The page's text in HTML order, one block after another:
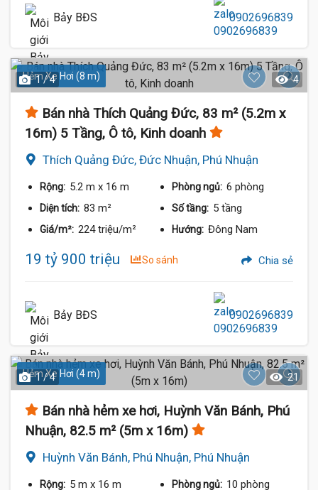
Bảy BĐS 0902696839
Hẻm Xe Hơi (8 m)
1 / 4 4
Bán nhà Thích Quảng Đức, 83 m² (5.2m x
16m) 5 Tầng, Ô tô, Kinh doanh
Thích Quảng Đức, Đức Nhuận, Phú Nhuận
Rộng: 5.2 m x 16 m Phòng ngủ: 6 phòng
Diện tích: 83 m² Số tầng: 5 tầng
Giá/m²: 224 triệu/m² Hướng: Đông Nam
19 tỷ 900 triệu So sánh Chia sẻ
Bảy BĐS 0902696839
Hẻm Xe Hơi (4 m)
1 / 4 21
Bán nhà hẻm xe hơi, Huỳnh Văn Bánh, Phú
Nhuận, 82.5 m² (5m x 16m)
Huỳnh Văn Bánh, Phú Nhuận, Phú Nhuận
Rộng: 5 m x 16 m Phòng ngủ: 10 phòng